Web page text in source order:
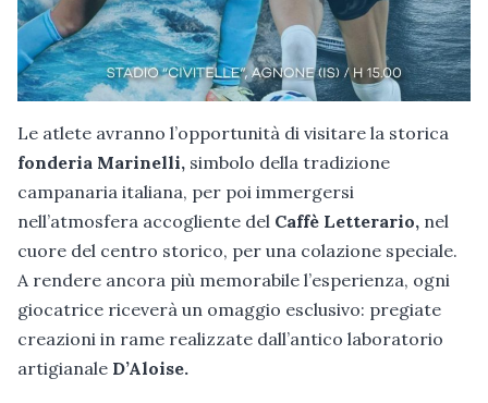
Le atlete avranno l’opportunità di visitare la storica
fonderia Marinelli, simbolo della tradizione
campanaria italiana, per poi immergersi
nell’atmosfera accogliente del Caffè Letterario, nel
cuore del centro storico, per una colazione speciale.
A rendere ancora più memorabile l’esperienza, ogni
giocatrice riceverà un omaggio esclusivo: pregiate
creazioni in rame realizzate dall’antico laboratorio
artigianale D’Aloise.